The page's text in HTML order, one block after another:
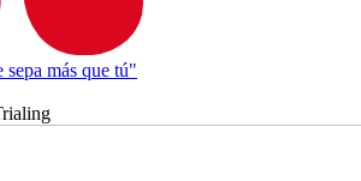
sepa más que tú"